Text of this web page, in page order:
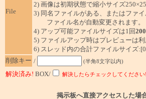
File
2) 画像は初期状態で縮小サイズ
3) 同名ファイルがある、またはファイ
ファイル名が自動変更されます。
4) アップ可能ファイルサイズは1回
5) ファイルアップ時はプレビューは利
6) スレッド内の合計ファイルサイズ
削除キー / (半角8文字以内)
解決済み! BOX/ 解決したらチェックしてください!
掲示板へ直接アクセスした場